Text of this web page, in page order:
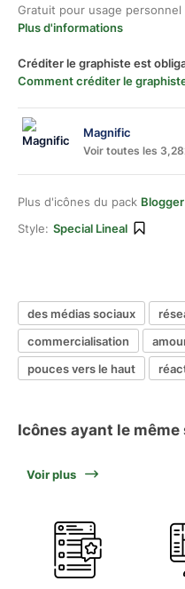
Gratuit pour usage
Plus d'informations
Créditer le graphiste est
Comment créditer le
Magnific
Voir toutes les
Plus d'icônes du pack
Style: Special Lineal
des médias sociaux
commercialisation
pouces vers le haut
Icônes ayant le
Voir plus